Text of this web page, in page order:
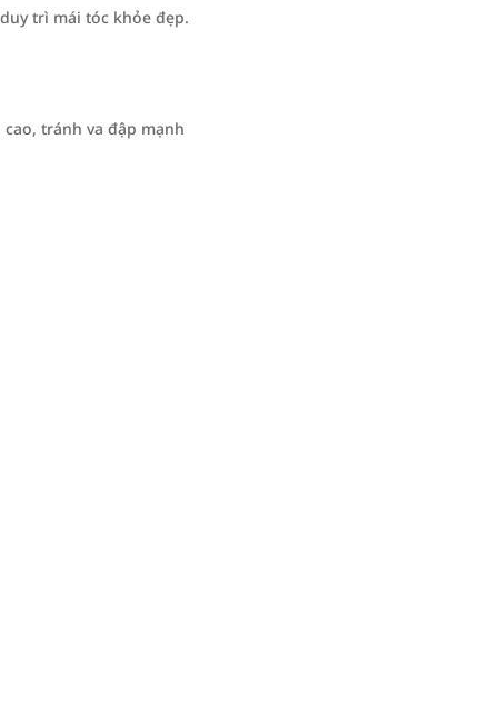
trì mái tóc khỏe đẹp.
tránh va đập mạnh